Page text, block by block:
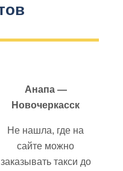
Анапа —
Новочеркасск
Не нашла, где на
сайте можно
заказывать такси до